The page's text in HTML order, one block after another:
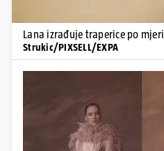
Lana izrađuje traperice po mjeri
Strukic/PIXSELL/EXPA